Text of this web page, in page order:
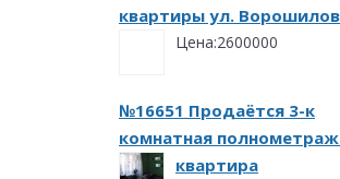
квартиры ул.
Цена:2600000
№16651 Продаётся 3-к
комнатная
квартира